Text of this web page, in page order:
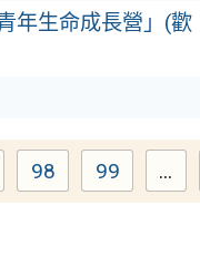
年生命成長營」(歡
Page
98 Page
99 ...